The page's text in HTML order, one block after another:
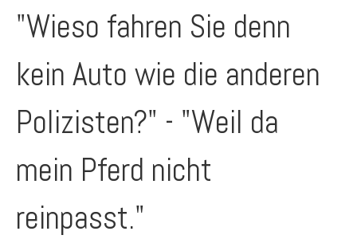
"Wieso fahren Sie denn
kein Auto wie die anderen
Polizisten?" - "Weil da
mein Pferd nicht
reinpasst."